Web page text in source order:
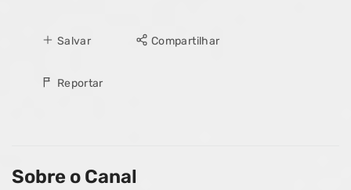
Salvar Compartilhar
Reportar
Sobre o Canal